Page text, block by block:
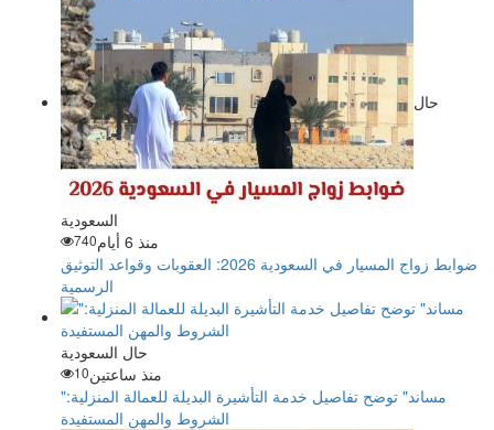
حال
السعودية
منذ 6 أيام
740
ضوابط زواج المسيار في السعودية 2026: العقوبات وقواعد التوثيق
الرسمية
حال السعودية
منذ ساعتين10
"مساند" توضح تفاصيل خدمة التأشيرة البديلة للعمالة المنزلية:
الشروط والمهن المستفيدة